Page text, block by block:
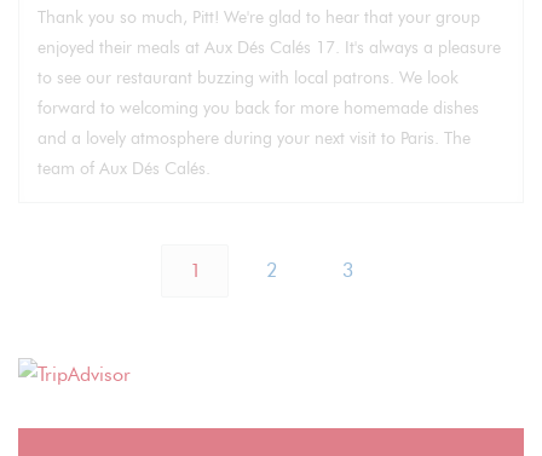
Thank you so much, Pitt! We're glad to hear that your group
enjoyed their meals at Aux Dés Calés 17. It's always a pleasure
to see our restaurant buzzing with local patrons. We look
forward to welcoming you back for more homemade dishes
and a lovely atmosphere during your next visit to Paris. The
team of Aux Dés Calés.
1 2 3